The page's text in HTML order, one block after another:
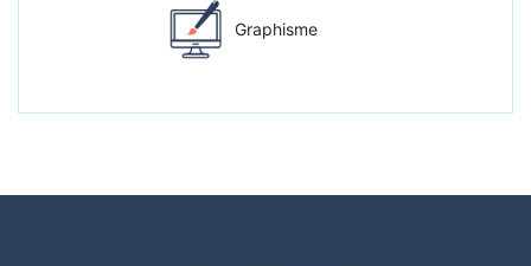
Graphisme